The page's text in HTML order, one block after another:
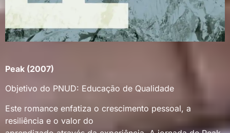
Peak (2007)
Objetivo do PNUD: Educação de Qualidade
Este romance enfatiza o crescimento pessoal, a
resiliência e o valor do